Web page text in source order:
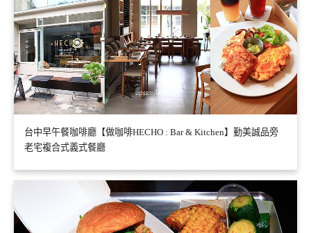
台中早午餐咖啡廳【做咖啡HECHO : Bar & Kitchen】勤美誠品旁
老宅複合式義式餐廳